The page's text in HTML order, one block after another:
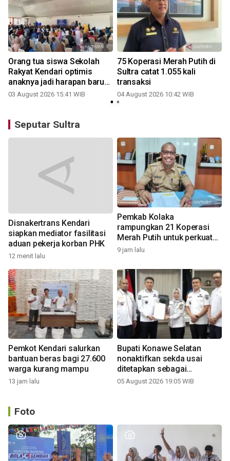
Orang tua siswa Sekolah
Rakyat Kendari optimis
anaknya jadi harapan baru
keluarga
03 August 2026 15:41 WIB
75 Koperasi Merah Putih di
Sultra catat 1.055 kali
transaksi
04 August 2026 10:42 WIB
Seputar Sultra
Disnakertrans Kendari
siapkan mediator fasilitasi
aduan pekerja korban PHK
12 menit lalu
Pemkab Kolaka
rampungkan 21 Koperasi
Merah Putih untuk perkuat
ekonomi desa
9 jam lalu
Pemkot Kendari salurkan
bantuan beras bagi 27.600
warga kurang mampu
13 jam lalu
Bupati Konawe Selatan
nonaktifkan sekda usai
ditetapkan sebagai
tersangka
05 August 2026 19:05 WIB
Foto